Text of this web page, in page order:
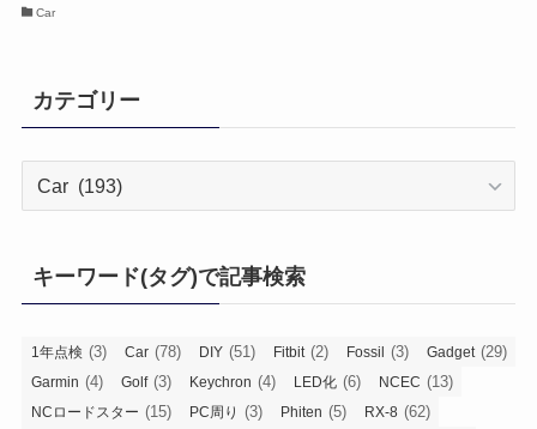
Car
カテゴリー
キーワード(タグ)で記事検索
1年点検 (3) Car (78) DIY (51) Fitbit(2) Fossil (3) Gadget(29)
Garmin (4) Golf(3) Keychron (4) LED化 (6) NCEC (13)
NCロードスター (15) PC周り (3) Phiten (5) RX-8 (62)